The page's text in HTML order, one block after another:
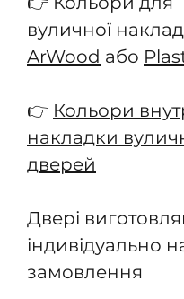
вуличної
ArWood або
👉 Кольори
накладки
дверей
Двері
індивідуально
замовлення